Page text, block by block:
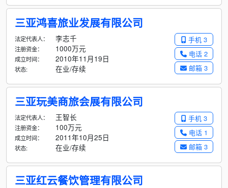
三亚鸿喜旅业发展有限公司
手机 3
电话 2
邮箱 3
法定代表人： 李志千
注册资金： 1000万元
成立时间： 2010年11月19日
状态: 在业/存续
三亚玩美商旅会展有限公司
手机 3
电话 1
邮箱 3
法定代表人： 王智长
注册资金： 100万元
成立时间： 2011年10月25日
状态: 在业/存续
三亚红云餐饮管理有限公司